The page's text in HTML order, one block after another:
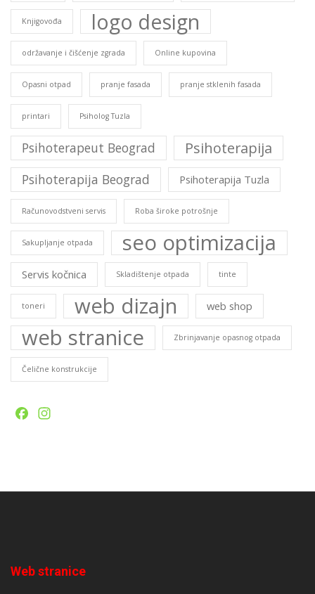
Knjigovođa logo design
održavanje i čišćenje zgrada Online kupovina
Opasni otpad pranje fasada pranje stklenih fasada
printari Psiholog Tuzla
Psihoterapeut Beograd Psihoterapija
Psihoterapija Beograd Psihoterapija Tuzla
Računovodstveni servis Roba široke potrošnje
Sakupljanje otpada seo optimizacija
Servis kočnica Skladištenje otpada tinte
toneri web dizajn web shop
web stranice Zbrinjavanje opasnog otpada
Čelične konstrukcije
Facebook
Web stranice